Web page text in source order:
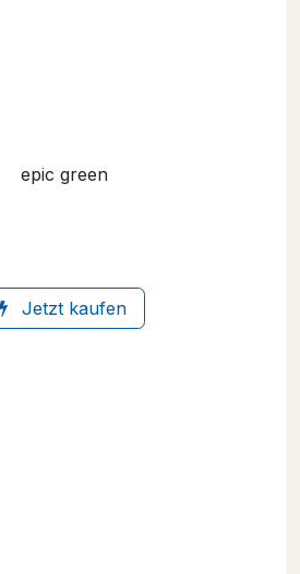
epic green
Jetzt kaufen